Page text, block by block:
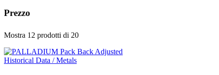
Prezzo
Mostra 12 prodotti di 20
Historical Data / Metals